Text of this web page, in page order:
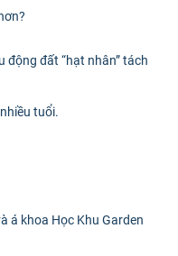
động đất “hạt nhân” tách
tuổi.
á khoa Học Khu Garden